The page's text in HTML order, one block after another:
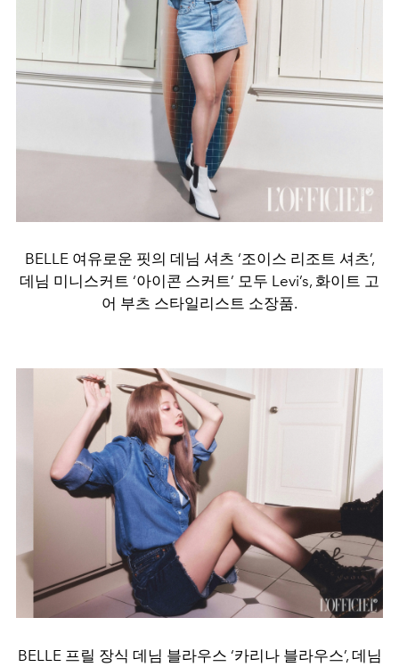
BELLE 여유로운 핏의 데님 셔츠 ‘조이스 리조트 셔츠’,
데님 미니스커트 ‘아이콘 스커트’ 모두 Levi’s, 화이트 고
어 부츠 스타일리스트 소장품.
BELLE 프릴 장식 데님 블라우스 ‘카리나 블라우스’, 데님